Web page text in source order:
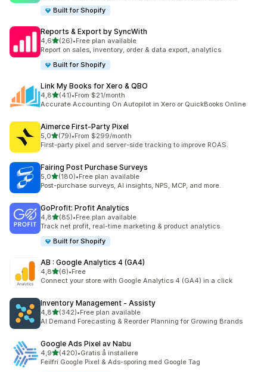
Built for Shopify
Reports & Export by SyncWith
4,6av 5 stjerner
(26)
Totalt 26 omtaler
•Free plan available
Report on sales, inventory, order & data export, analytics
Built for Shopify
Link My Books for Xero & QBO
4,8av 5 stjerner
(41)
Totalt 41 omtaler
•From $21/month
Accurate Accounting On Autopilot in Xero or QuickBooks Online
Aimerce First‑Party Pixel
5,0av 5 stjerner
(79)
Totalt 79 omtaler
•From $299/month
First-party pixel and server-side tracking to improve ROAS.
Fairing Post Purchase Surveys
5,0av 5 stjerner
(180)
Totalt 180 omtaler
•Free plan available
Post-purchase surveys, AI insights, NPS, MCP, and more.
GoProfit: Profit Analytics
4,8av 5 stjerner
(85)
Totalt 85 omtaler
•Free plan available
Track net profit, real-time marketing & product analytics.
Built for Shopify
AB : Google Analytics 4 (GA4)
4,8av 5 stjerner
(6)
Totalt 6 omtaler
•Free
Connect your store with Google Analytics 4 (GA4) in a click
Inventory Management ‑ Assisty
4,8av 5 stjerner
(342)
Totalt 342 omtaler
•Free plan available
AI Demand Forecasting & Reorder Planning for Growing Brands
Google Ads Pixel av Nabu
4,9av 5 stjerner
(420)
Totalt 420 omtaler
•Gratis å installere
Feilfri Google Pixel & Ads-sporing med Google Tag